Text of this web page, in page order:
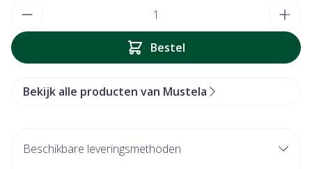
Bestel
Bekijk alle producten van Mustela
Beschikbare leveringsmethoden